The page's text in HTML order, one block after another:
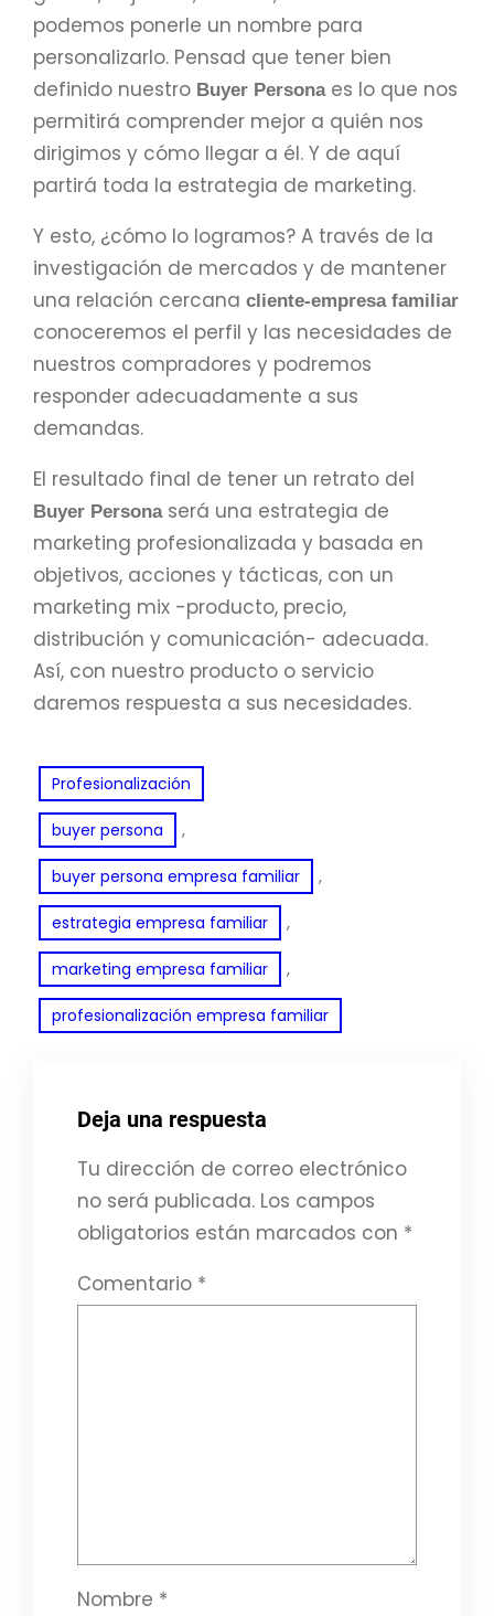
podemos ponerle un nombre para
personalizarlo. Pensad que tener bien
definido nuestro Buyer Personaes lo que nos
permitirá comprender mejor a quién nos
dirigimos y cómo llegar a él. Y de aquí
partirá toda la estrategia de marketing.
Y esto, ¿cómo lo logramos? A través de la
investigación de mercados y de mantener
una relación cercana cliente-empresa familiar
conoceremos el perfil y las necesidades de
nuestros compradores y podremos
responder adecuadamente a sus
demandas.
El resultado final de tener un retrato del
Buyer Personaserá una estrategia de
marketing profesionalizada y basada en
objetivos, acciones y tácticas, con un
marketing mix -producto, precio,
distribución y comunicación- adecuada.
Así, con nuestro producto o servicio
daremos respuesta a sus necesidades.
Profesionalización
buyer persona ,
buyer persona empresa familiar ,
estrategia empresa familiar ,
marketing empresa familiar ,
profesionalización empresa familiar
Deja una respuesta
Tu dirección de correo electrónico
no será publicada. Los campos
obligatorios están marcados con *
Comentario *
Nombre *